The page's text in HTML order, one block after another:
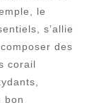
le
s’allie
des
corail
bon